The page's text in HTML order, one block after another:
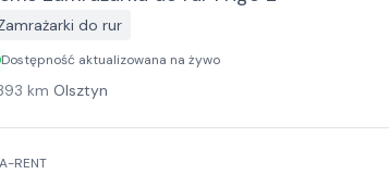
do rur
Dostępność aktualizowana na żywo
km Olsztyn
RENT